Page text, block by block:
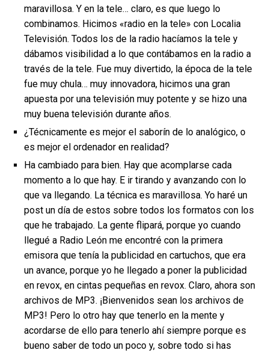
maravillosa. Y en la tele… claro, es que luego lo
combinamos. Hicimos «radio en la tele» con Localia
Televisión. Todos los de la radio hacíamos la tele y
dábamos visibilidad a lo que contábamos en la radio a
través de la tele. Fue muy divertido, la época de la tele
fue muy chula… muy innovadora, hicimos una gran
apuesta por una televisión muy potente y se hizo una
muy buena televisión durante años.
¿Técnicamente es mejor el saborín de lo analógico, o
es mejor el ordenador en realidad?
Ha cambiado para bien. Hay que acomplarse cada
momento a lo que hay. E ir tirando y avanzando con lo
que va llegando. La técnica es maravillosa. Yo haré un
post un día de estos sobre todos los formatos con los
que he trabajado. La gente flipará, porque yo cuando
llegué a Radio León me encontré con la primera
emisora que tenía la publicidad en cartuchos, que era
un avance, porque yo he llegado a poner la publicidad
en revox, en cintas pequeñas en revox. Claro, ahora son
archivos de MP3. ¡Bienvenidos sean los archivos de
MP3! Pero lo otro hay que tenerlo en la mente y
acordarse de ello para tenerlo ahí siempre porque es
bueno saber de todo un poco y, sobre todo si has